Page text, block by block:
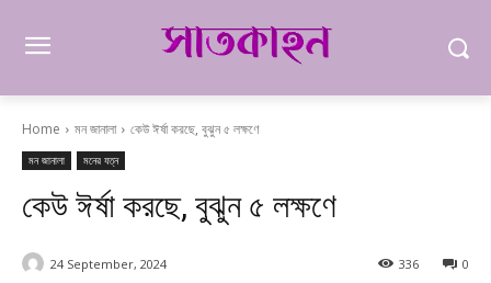
Home মন জানালা কেউ ঈর্ষা করছে, বুঝুন ৫ লক্ষণে
মন জানালা মনের যত্ন
কেউ ঈর্ষা করছে, বুঝুন ৫ লক্ষণে
24 September, 2024 0
336